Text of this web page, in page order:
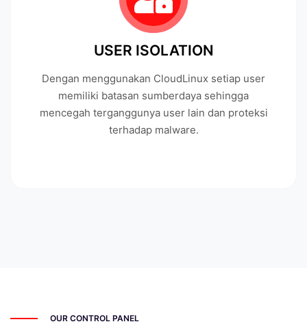
USER ISOLATION
Dengan menggunakan CloudLinux setiap user
memiliki batasan sumberdaya sehingga
mencegah terganggunya user lain dan proteksi
terhadap malware.
OUR CONTROL PANEL